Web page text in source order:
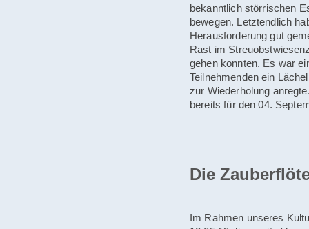
bekanntlich störrischen
bewegen. Letztendlich
Herausforderung gut
Rast im
gehen konnten. Es war
Teilnehmenden ein
zur Wiederholung
bereits für den 04.
Die
Im Rahmen unseres